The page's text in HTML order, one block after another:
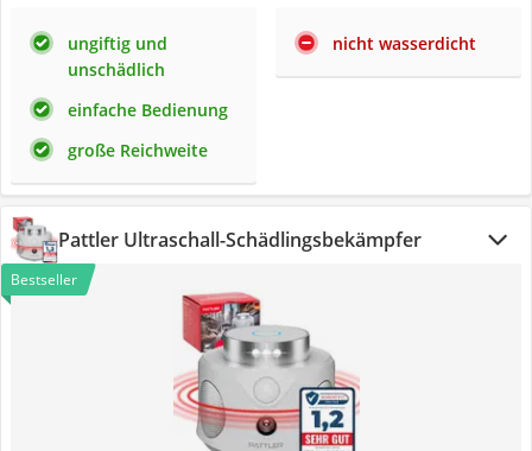
ungiftig und
unschädlich
einfache Bedienung
große Reichweite
nicht wasserdicht
Pattler Ultraschall-Schädlingsbekämpfer
Bestseller